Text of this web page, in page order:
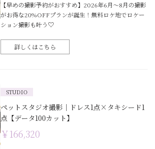
【早めの撮影予約がおすすめ】2026年6月〜8月の撮影
がお得な20%OFFプランが誕生！無料ロケ地でロケー
ション撮影も叶う♡
詳しくはこちら
STUDIO
ペットスタジオ撮影｜ドレス1点×タキシード1
点【データ100カット】
￥166,320